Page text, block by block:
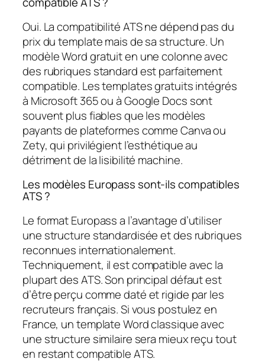
Oui. La compatibilité ATS ne dépend pas du
prix du template mais de sa structure. Un
modèle Word gratuit en une colonne avec
des rubriques standard est parfaitement
compatible. Les templates gratuits intégrés
à Microsoft 365 ou à Google Docs sont
souvent plus fiables que les modèles
payants de plateformes comme Canva ou
Zety, qui privilégient l’esthétique au
détriment de la lisibilité machine.
Les modèles Europass sont-ils compatibles
ATS ?
Le format Europass a l’avantage d’utiliser
une structure standardisée et des rubriques
reconnues internationalement.
Techniquement, il est compatible avec la
plupart des ATS. Son principal défaut est
d’être perçu comme daté et rigide par les
recruteurs français. Si vous postulez en
France, un template Word classique avec
une structure similaire sera mieux reçu tout
en restant compatible ATS.